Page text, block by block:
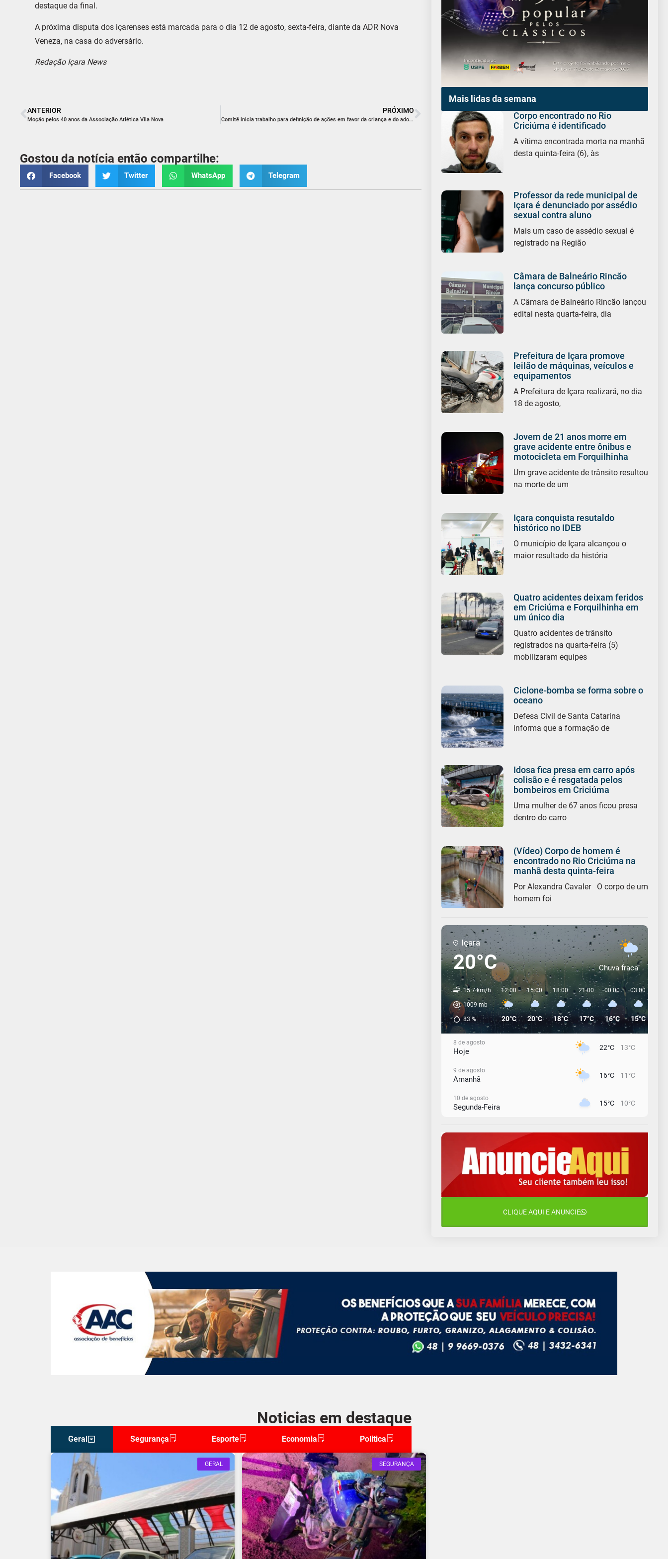
destaque da final.
A próxima disputa dos içarenses está marcada para o dia 12 de agosto, sexta-feira, diante da ADR Nova
Veneza, na casa do adversário.
Redação Içara News
ANTERIOR
Moção pelos 40 anos da Associação Atlética Vila Nova
PRÓXIMO
Comitê inicia trabalho para definição de ações em favor da criança e do adolescente
Gostou da notícia então compartilhe:
Facebook Twitter WhatsApp Telegram
Mais lidas da semana
Corpo encontrado no Rio
Criciúma é identificado
A vítima encontrada morta na manhã
desta quinta-feira (6), às
Professor da rede municipal de
Içara é denunciado por assédio
sexual contra aluno
Mais um caso de assédio sexual é
registrado na Região
Câmara de Balneário Rincão
lança concurso público
A Câmara de Balneário Rincão lançou
edital nesta quarta-feira, dia
Prefeitura de Içara promove
leilão de máquinas, veículos e
equipamentos
A Prefeitura de Içara realizará, no dia
18 de agosto,
Jovem de 21 anos morre em
grave acidente entre ônibus e
motocicleta em Forquilhinha
Um grave acidente de trânsito resultou
na morte de um
Içara conquista resutaldo
histórico no IDEB
O município de Içara alcançou o
maior resultado da história
Quatro acidentes deixam feridos
em Criciúma e Forquilhinha em
um único dia
Quatro acidentes de trânsito
registrados na quarta-feira (5)
mobilizaram equipes
Ciclone-bomba se forma sobre o
oceano
Defesa Civil de Santa Catarina
informa que a formação de
Idosa fica presa em carro após
colisão e é resgatada pelos
bombeiros em Criciúma
Uma mulher de 67 anos ficou presa
dentro do carro
(Vídeo) Corpo de homem é
encontrado no Rio Criciúma na
manhã desta quinta-feira
Por Alexandra Cavaler O corpo de um
homem foi
Içara
20°C Chuva fraca
15.7 km/h
1009 mb
83 %
12:00
20°C
15:00
20°C
18:00
18°C
21:00
17°C
00:00
16°C
03:00
15°C
8 de agosto
Hoje 22°C 13°C
9 de agosto
Amanhã 16°C 11°C
10 de agosto
Segunda-Feira 15°C 10°C
Terça-Feira 13°C 11°C
12 de agosto
Quarta-Feira
13 de agosto
20°C 15°C
CLIQUE AQUI E ANUNCIE
Noticias em destaque
Geral Segurança Esporte Economia Politica
GERAL SEGURANÇA